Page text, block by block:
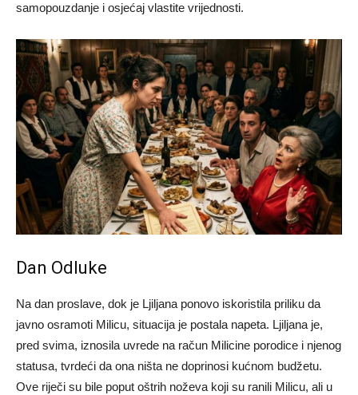
samopouzdanje i osjećaj vlastite vrijednosti.
Dan Odluke
Na dan proslave, dok je Ljiljana ponovo iskoristila priliku da
javno osramoti Milicu, situacija je postala napeta. Ljiljana je,
pred svima, iznosila uvrede na račun Milicine porodice i njenog
statusa, tvrdeći da ona ništa ne doprinosi kućnom budžetu.
Ove riječi su bile poput oštrih noževa koji su ranili Milicu, ali u